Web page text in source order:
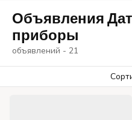
Объявления
приборы
объявлений - 21